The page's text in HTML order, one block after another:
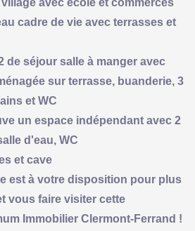
cadre de vie avec terrasses et
de séjour salle à manger avec
sur terrasse, buanderie, 3
et WC
un espace indépendant avec 2
d'eau, WC
et cave
est à votre disposition pour plus
vous faire visiter cette
Immobilier Clermont-Ferrand !